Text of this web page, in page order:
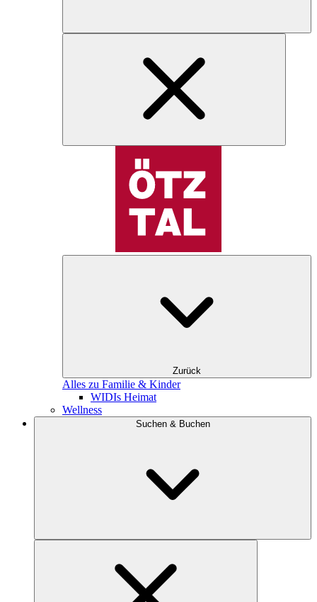
Zurück
Alles zu Familie & Kinder
WIDIs Heimat
Wellness
Suchen & Buchen